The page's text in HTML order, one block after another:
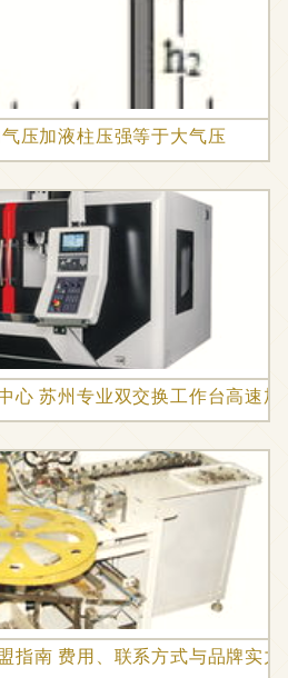
压加液柱压强等于大气压
心 苏州专业双交换工作台高速
指南 费用、联系方式与品牌实